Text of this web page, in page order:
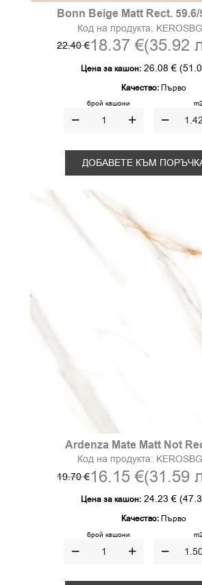
Bonn Beige Matt Rect. 59.6/
Код на продукта:
22.40 €18.37 €(35.92
Цена за кашон: 26.08 €
Качество:Първо
брой кашони m2
ДОБАВЕТЕ КЪМ
Ardenza Mate Matt Not
Код на продукта:
19.70 €16.15 €(31.59
Цена за кашон: 24.23 €
Качество:Първо
брой кашони m2